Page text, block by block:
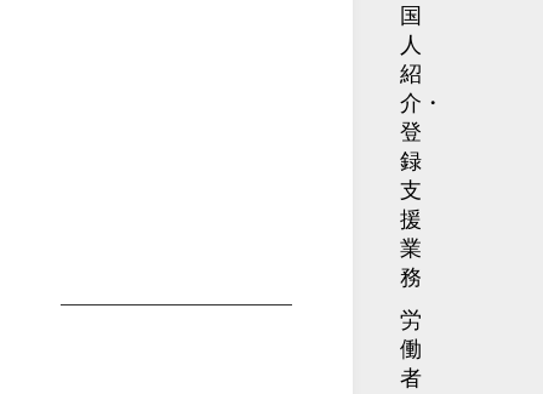
国
人
紹
介・
登
録
支
援
業
務
労
働
者